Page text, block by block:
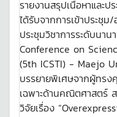
รายงานสรุปเนื้อหาและ
ได้รับจากการเข้าประชุ
ประชุมวิชาการระดับนา
Conference on
(5th ICSTI) - Maejo
บรรยายพิเศษจากผู้ทร
เฉพาะด้านคณิตศาสตร์
วิจัยเรื่อง